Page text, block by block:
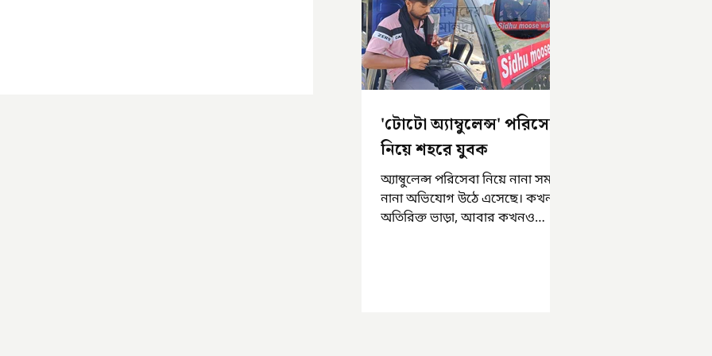
'টোটো অ্যাম্বুলেন্স' পরিসেবা
নিয়ে শহরে যুবক
অ্যাম্বুলেন্স পরিসেবা নিয়ে নানা সময়
নানা অভিযোগ উঠে এসেছে। কখনও
অতিরিক্ত ভাড়া, আবার কখনও